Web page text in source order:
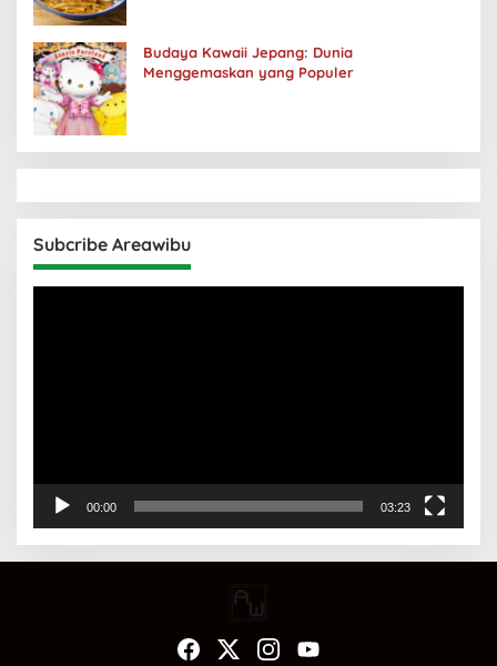
Budaya Kawaii Jepang: Dunia
Menggemaskan yang Populer
Subcribe Areawibu
00:00 03:23